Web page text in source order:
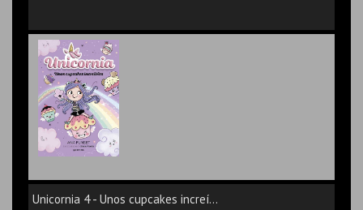
Unicornia 4 - Unos cupcakes increí...